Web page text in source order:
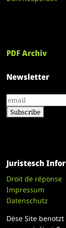
PDF Archiv
Newsletter
Juristesch
Droit de réponse
Impressum
Datenschutz
Dëse Site